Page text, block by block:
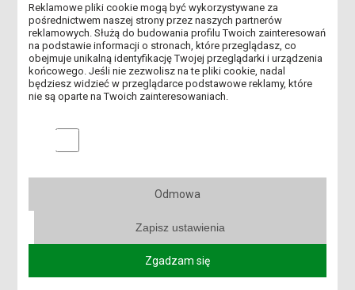
DOSTĘP TESTOWY DO BAZ EBSCO Z ZAKRESU
BEZPIECZEŃSTWA, POLITYKI I RELACJI MIĘDZYNARODOWYCH
DRZWI OTWARTE ANS 2026
NOWA UMOWA Z IBUK LIBRA
NOWA PUBLIKACJA WYDAWNICTWA UCZELNIANEGO ANS
WIZYTA W PANS W CIECHANOWIE
NOWA BAZA EBSCO - MATHEMATICS SOURCE - TEST
[ZAKOŃCZONY]
IBUK LIBRA - NOWA UMOWA I PINY
Reklamowe pliki cookie mogą być wykorzystywane za
pośrednictwem naszej strony przez naszych partnerów
reklamowych. Służą do budowania profilu Twoich zainteresowań
na podstawie informacji o stronach, które przeglądasz, co
obejmuje unikalną identyfikację Twojej przeglądarki i urządzenia
końcowego. Jeśli nie zezwolisz na te pliki cookie, nadal
będziesz widzieć w przeglądarce podstawowe reklamy, które
nie są oparte na Twoich zainteresowaniach.
Marketingowe pliki cookies
Odmowa
Zapisz ustawienia
Zgadzam się